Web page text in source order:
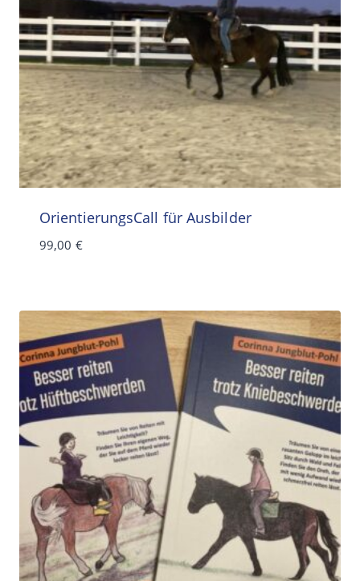
OrientierungsCall für Ausbilder
99,00 €